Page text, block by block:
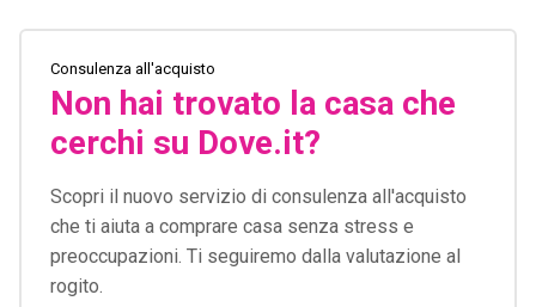
Consulenza all'acquisto
Non hai trovato la casa che
cerchi su Dove.it?
Scopri il nuovo servizio di consulenza all'acquisto
che ti aiuta a comprare casa senza stress e
preoccupazioni. Ti seguiremo dalla valutazione al
rogito.